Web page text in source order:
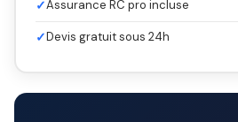
✓Assurance RC pro incluse
✓Devis gratuit sous 24h